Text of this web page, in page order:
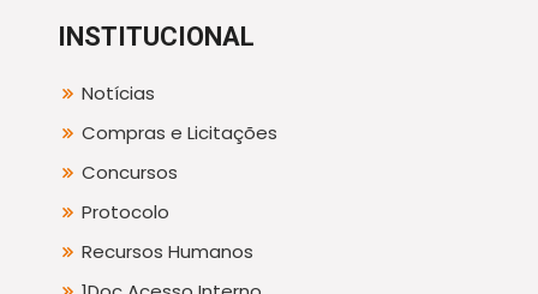
INSTITUCIONAL
Notícias
Compras e Licitações
Concursos
Protocolo
Recursos Humanos